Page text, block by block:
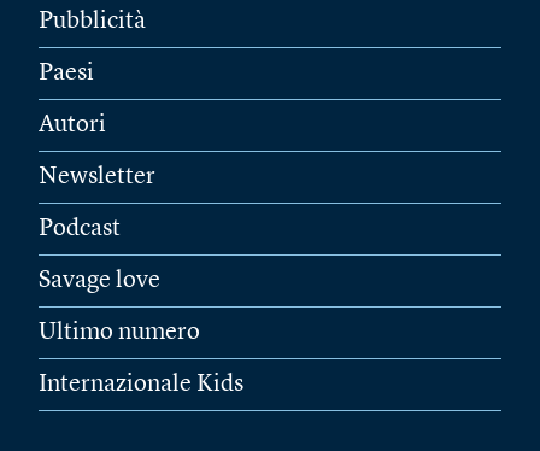
Pubblicità
Paesi
Autori
Newsletter
Podcast
Savage love
Ultimo numero
Internazionale Kids